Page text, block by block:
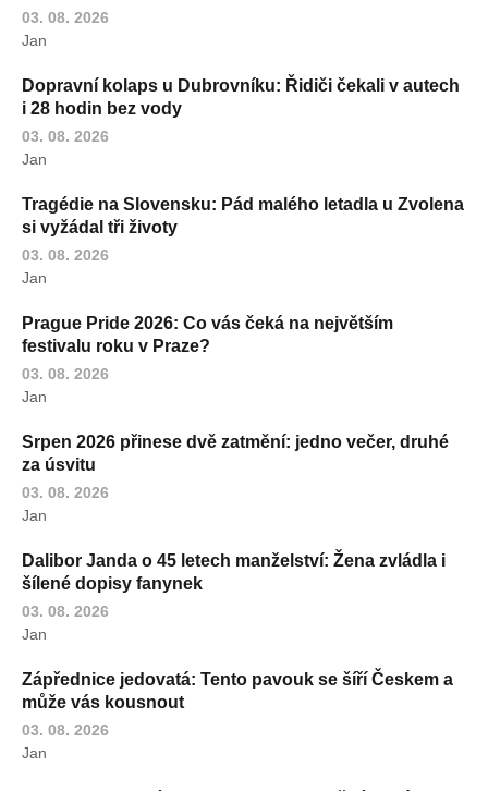
03. 08. 2026
Jan
Dopravní kolaps u Dubrovníku: Řidiči čekali v autech
i 28 hodin bez vody
03. 08. 2026
Jan
Tragédie na Slovensku: Pád malého letadla u Zvolena
si vyžádal tři životy
03. 08. 2026
Jan
Prague Pride 2026: Co vás čeká na největším
festivalu roku v Praze?
03. 08. 2026
Jan
Srpen 2026 přinese dvě zatmění: jedno večer, druhé
za úsvitu
03. 08. 2026
Jan
Dalibor Janda o 45 letech manželství: Žena zvládla i
šílené dopisy fanynek
03. 08. 2026
Jan
Zápřednice jedovatá: Tento pavouk se šíří Českem a
může vás kousnout
03. 08. 2026
Jan